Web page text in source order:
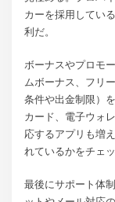
カーを採用してい
利だ。
ボーナスやプロモ
ムボーナス、フリ
条件や出金制限）
カード、電子ウォ
応するアプリも増
れているかをチェ
最後にサポート体